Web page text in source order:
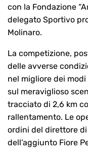
con la Fondazione
delegato Sportivo
Molinaro.
La competizione,
delle avverse
nel migliore dei
sul meraviglioso
tracciato di 2,6 km
rallentamento. Le
ordini del direttore di
dell’aggiunto Fiore